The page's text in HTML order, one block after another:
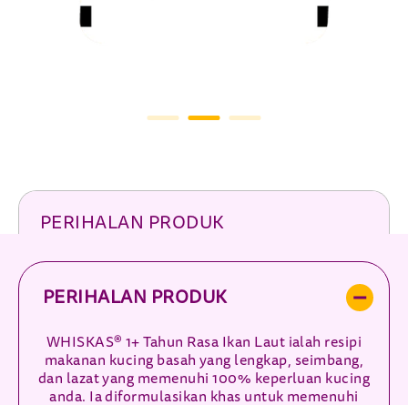
PERIHALAN PRODUK
PERIHALAN PRODUK
WHISKAS® 1+ Tahun Rasa Ikan Laut ialah resipi
makanan kucing basah yang lengkap, seimbang,
dan lazat yang memenuhi 100% keperluan kucing
anda. Ia diformulasikan khas untuk memenuhi